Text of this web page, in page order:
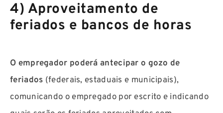
4) Aproveitamento de
feriados e bancos de horas
O empregador poderá antecipar o gozo de
feriados (federais, estaduais e municipais),
comunicando o empregado por escrito e indicando